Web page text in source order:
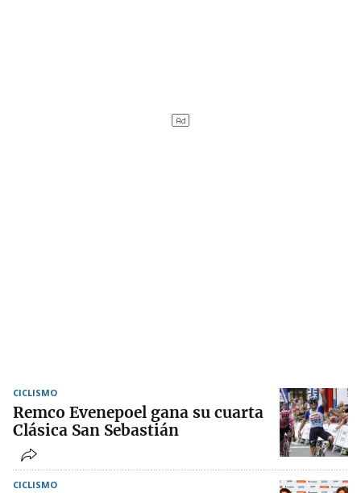
CICLISMO
Remco Evenepoel gana su cuarta
Clásica San Sebastián
CICLISMO